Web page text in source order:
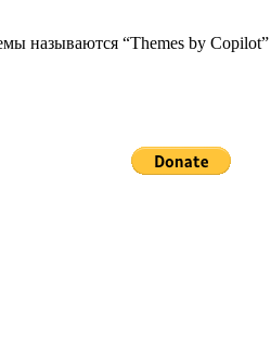
“Themes by Copilot”